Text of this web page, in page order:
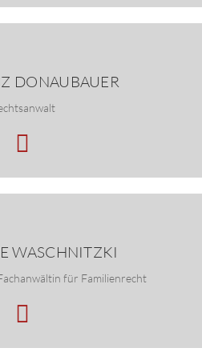
DONAUBAUER
WASCHNITZKI
für Familienrecht